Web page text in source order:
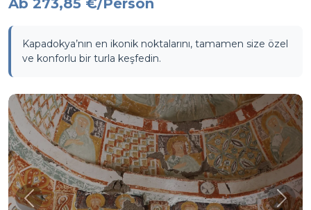
Ab 273,85 €/Person
Kapadokya’nın en ikonik noktalarını, tamamen size özel
ve konforlu bir turla keşfedin.
Önceki